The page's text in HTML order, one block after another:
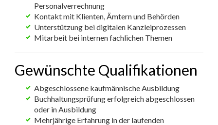
Personalverrechnung
Kontakt mit Klienten, Ämtern und Behörden
Unterstützung bei digitalen Kanzleiprozessen
Mitarbeit bei internen fachlichen Themen
Gewünschte Qualifikationen
Abgeschlossene kaufmännische Ausbildung
Buchhaltungsprüfung erfolgreich abgeschlossen
oder in Ausbildung
Mehrjährige Erfahrung in der laufenden